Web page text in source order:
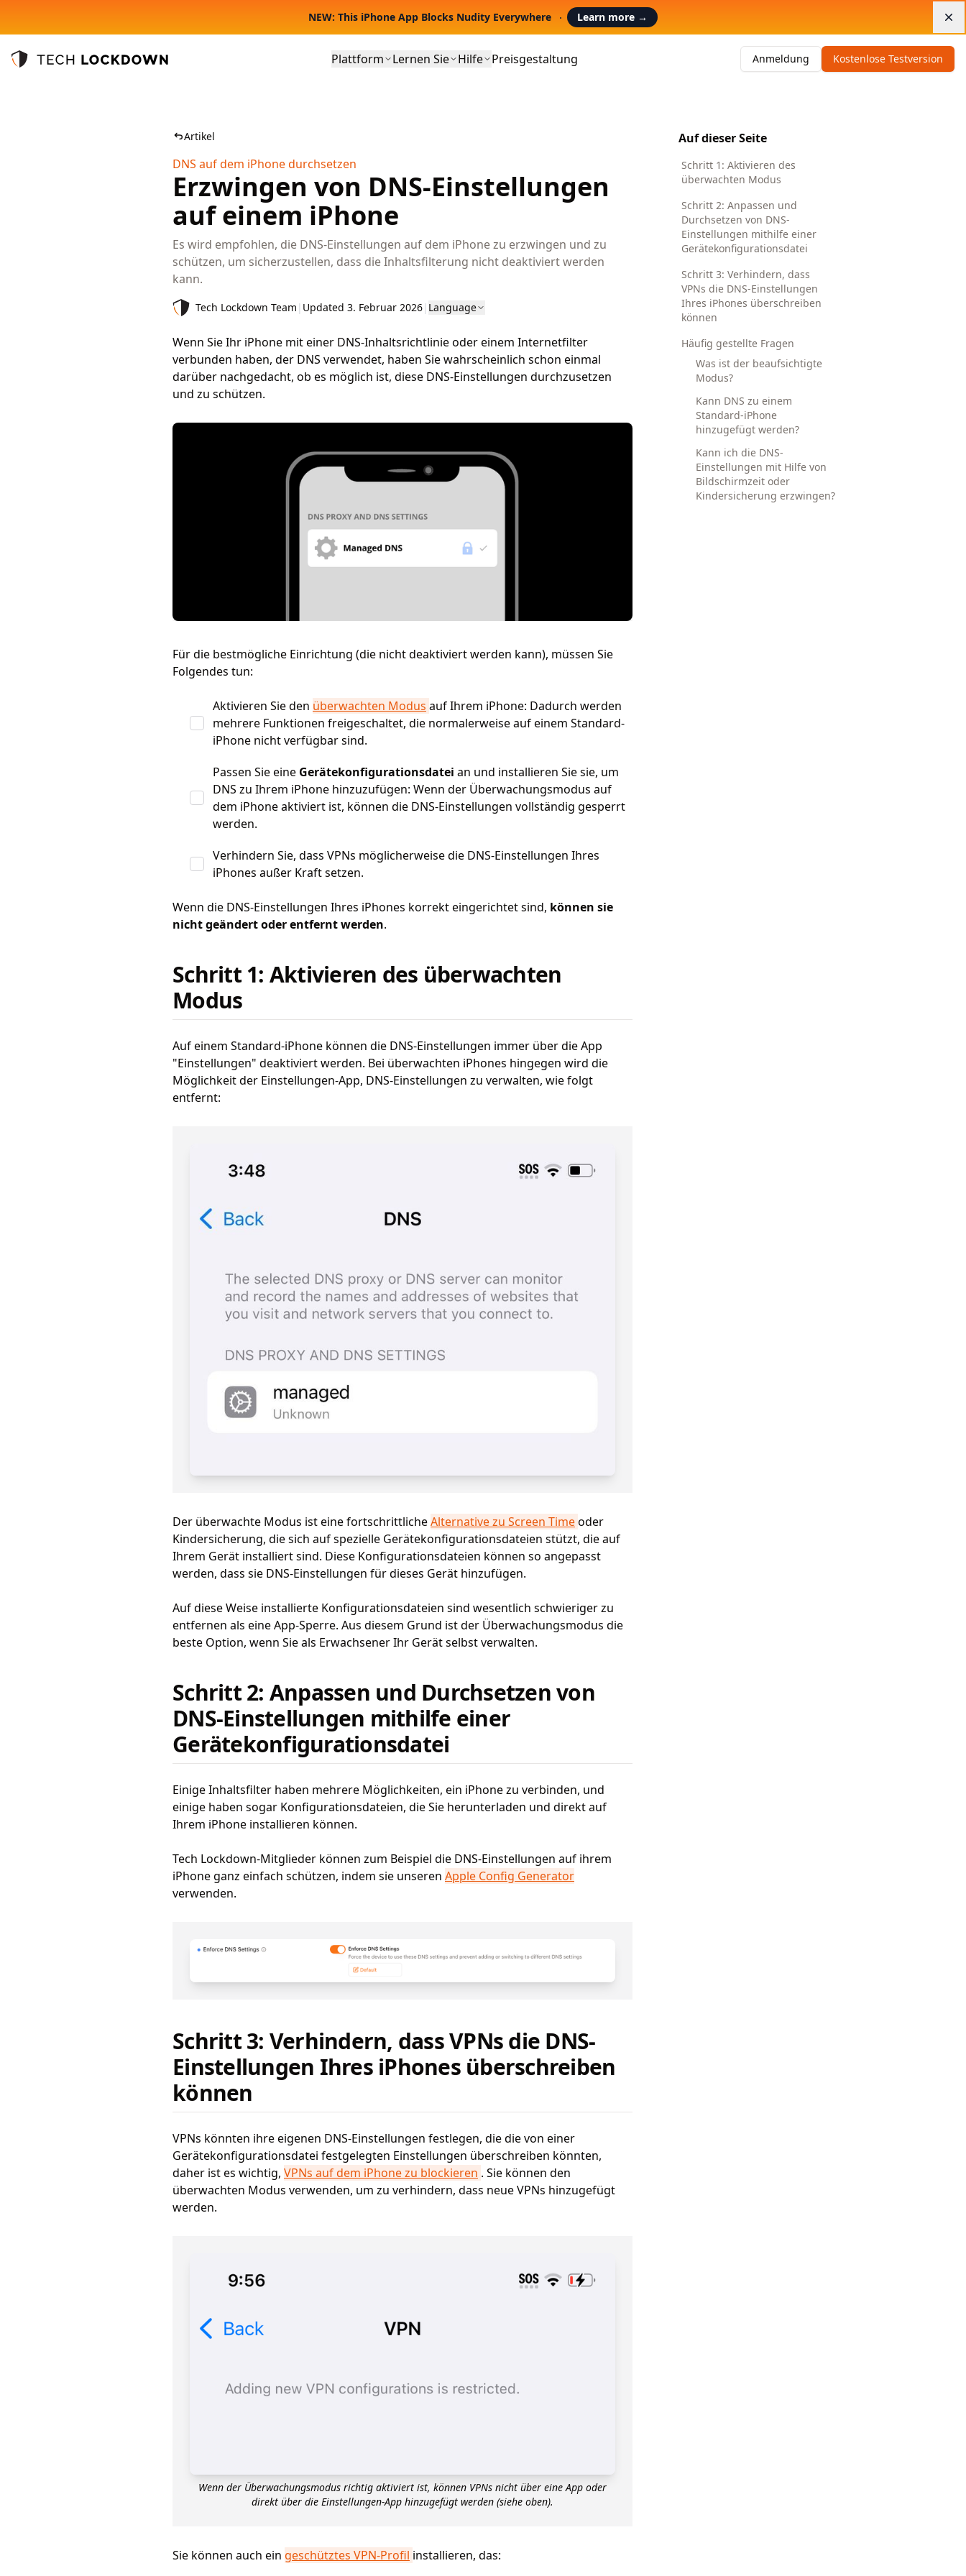
NEW: This iPhone App Blocks Nudity Everywhere Learn more →
Tech Lockdown
Plattform Lernen Sie Hilfe Preisgestaltung Anmeldung Kostenlose Testversion
Artikel
DNS auf dem iPhone durchsetzen
Erzwingen von DNS-Einstellungen
auf einem iPhone
Es wird empfohlen, die DNS-Einstellungen auf dem iPhone zu erzwingen und zu
schützen, um sicherzustellen, dass die Inhaltsfilterung nicht deaktiviert werden
kann.
Tech Lockdown Team | Updated 3. Februar 2026| Language
Wenn Sie Ihr iPhone mit einer DNS-Inhaltsrichtlinie oder einem Internetfilter
verbunden haben, der DNS verwendet, haben Sie wahrscheinlich schon einmal
darüber nachgedacht, ob es möglich ist, diese DNS-Einstellungen durchzusetzen
und zu schützen.
Für die bestmögliche Einrichtung (die nicht deaktiviert werden kann), müssen Sie
Folgendes tun:
Aktivieren Sie den überwachten Modus auf Ihrem iPhone: Dadurch werden
mehrere Funktionen freigeschaltet, die normalerweise auf einem Standard-
iPhone nicht verfügbar sind.
Passen Sie eine Gerätekonfigurationsdatei an und installieren Sie sie, um
DNS zu Ihrem iPhone hinzuzufügen: Wenn der Überwachungsmodus auf
dem iPhone aktiviert ist, können die DNS-Einstellungen vollständig gesperrt
werden.
Verhindern Sie, dass VPNs möglicherweise die DNS-Einstellungen Ihres
iPhones außer Kraft setzen.
Wenn die DNS-Einstellungen Ihres iPhones korrekt eingerichtet sind, können sie
nicht geändert oder entfernt werden.
Schritt 1: Aktivieren des überwachten
Modus
Auf einem Standard-iPhone können die DNS-Einstellungen immer über die App
"Einstellungen" deaktiviert werden. Bei überwachten iPhones hingegen wird die
Möglichkeit der Einstellungen-App, DNS-Einstellungen zu verwalten, wie folgt
entfernt:
Der überwachte Modus ist eine fortschrittlicheAlternative zu Screen Timeoder
Kindersicherung, die sich auf spezielle Gerätekonfigurationsdateien stützt, die auf
Ihrem Gerät installiert sind. Diese Konfigurationsdateien können so angepasst
werden, dass sie DNS-Einstellungen für dieses Gerät hinzufügen.
Auf diese Weise installierte Konfigurationsdateien sind wesentlich schwieriger zu
entfernen als eine App-Sperre. Aus diesem Grund ist der Überwachungsmodus die
beste Option, wenn Sie als Erwachsener Ihr Gerät selbst verwalten.
Schritt 2: Anpassen und Durchsetzen von
DNS-Einstellungen mithilfe einer
Gerätekonfigurationsdatei
Einige Inhaltsfilter haben mehrere Möglichkeiten, ein iPhone zu verbinden, und
einige haben sogar Konfigurationsdateien, die Sie herunterladen und direkt auf
Ihrem iPhone installieren können.
Tech Lockdown-Mitglieder können zum Beispiel die DNS-Einstellungen auf ihrem
iPhone ganz einfach schützen, indem sie unseren Apple Config Generator
verwenden.
Schritt 3: Verhindern, dass VPNs die DNS-
Einstellungen Ihres iPhones überschreiben
können
VPNs könnten ihre eigenen DNS-Einstellungen festlegen, die die von einer
Gerätekonfigurationsdatei festgelegten Einstellungen überschreiben könnten,
daher ist es wichtig, VPNs auf dem iPhone zu blockieren . Sie können den
überwachten Modus verwenden, um zu verhindern, dass neue VPNs hinzugefügt
werden.
Wenn der Überwachungsmodus richtig aktiviert ist, können VPNs nicht über eine App oder
direkt über die Einstellungen-App hinzugefügt werden (siehe oben).
Sie können auch ein geschütztes VPN-Profil installieren, das:
Auf dieser Seite
Schritt 1: Aktivieren des
überwachten Modus
Schritt 2: Anpassen und
Durchsetzen von DNS-
Einstellungen mithilfe einer
Gerätekonfigurationsdatei
Schritt 3: Verhindern, dass
VPNs die DNS-Einstellungen
Ihres iPhones überschreiben
können
Häufig gestellte Fragen
Was ist der beaufsichtigte
Modus?
Kann DNS zu einem
Standard-iPhone
hinzugefügt werden?
Kann ich die DNS-
Einstellungen mit Hilfe von
Bildschirmzeit oder
Kindersicherung erzwingen?